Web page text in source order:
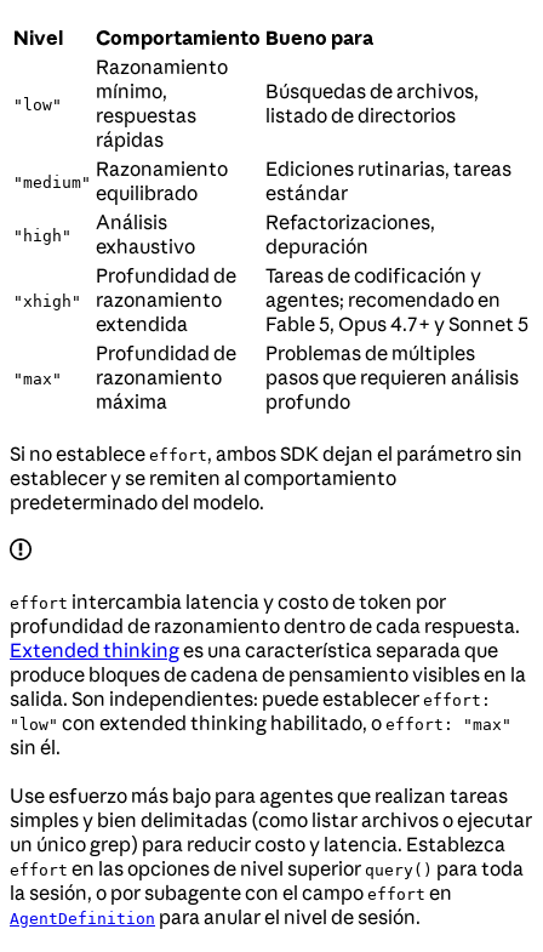
Nivel Comportamiento Bueno para
"low"
Razonamiento
mínimo,
respuestas
rápidas
Búsquedas de archivos,
listado de directorios
"medium"
Razonamiento
equilibrado
Ediciones rutinarias, tareas
estándar
"high"
Análisis
exhaustivo
Refactorizaciones,
depuración
"xhigh"
Profundidad de
razonamiento
extendida
Tareas de codificación y
agentes; recomendado en
Fable 5, Opus 4.7+ y Sonnet 5
"max"
Profundidad de
razonamiento
máxima
Problemas de múltiples
pasos que requieren análisis
profundo
Si no establece effort, ambos SDK dejan el parámetro sin
establecer y se remiten al comportamiento
predeterminado del modelo.
effort intercambia latencia y costo de token por
profundidad de razonamiento dentro de cada respuesta.
Extended thinkinges una característica separada que
produce bloques de cadena de pensamiento visibles en la
salida. Son independientes: puede establecer effort:
"low" con extended thinking habilitado, o effort: "max"
sin él.
Use esfuerzo más bajo para agentes que realizan tareas
simples y bien delimitadas (como listar archivos o ejecutar
un único grep) para reducir costo y latencia. Establezca
effort en las opciones de nivel superior query() para toda
la sesión, o por subagente con el campo effort en
AgentDefinition para anular el nivel de sesión.